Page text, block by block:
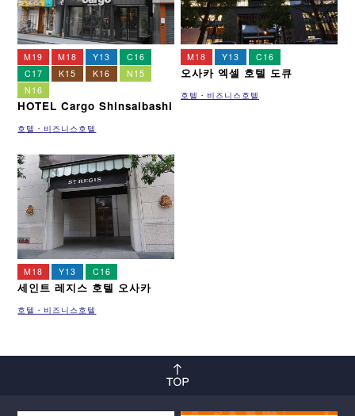
M19 M18 Y13
C16
C17
K15 K16
N15
N16
HOTEL Cargo Shinsaibashi
호텔・비즈니스호텔
M18 Y13 C16
오사카 엑셀 호텔 도큐
호텔・비즈니스호텔
M18 Y13 C16
세인트 레지스 호텔 오사카
호텔・비즈니스호텔